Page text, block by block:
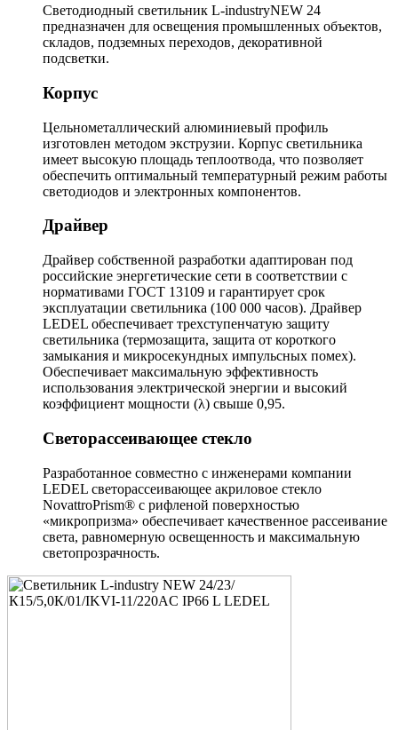
Светодиодный светильник L-industryNEW 24
предназначен для освещения промышленных объектов,
складов, подземных переходов, декоративной
подсветки.
Корпус
Цельнометаллический алюминиевый профиль
изготовлен методом экструзии. Корпус светильника
имеет высокую площадь теплоотвода, что позволяет
обеспечить оптимальный температурный режим работы
светодиодов и электронных компонентов.
Драйвер
Драйвер собственной разработки адаптирован под
российские энергетические сети в соответствии с
нормативами ГОСТ 13109 и гарантирует срок
эксплуатации светильника (100 000 часов). Драйвер
LEDEL обеспечивает трехступенчатую защиту
светильника (термозащита, защита от короткого
замыкания и микросекундных импульсных помех).
Обеспечивает максимальную эффективность
использования электрической энергии и высокий
коэффициент мощности (λ) свыше 0,95.
Светорассеивающее стекло
Разработанное совместно с инженерами компании
LEDEL светорассеивающее акриловое стекло
NovattroPrism® с рифленой поверхностью
«микропризма» обеспечивает качественное рассеивание
света, равномерную освещенность и максимальную
светопрозрачность.